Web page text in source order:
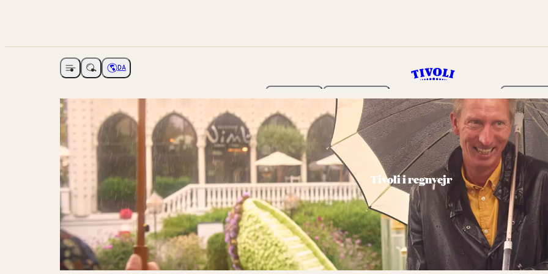
Åbne navigationVælg sprog
DA
Haven Program Billetter
Tivoli i regnvejr